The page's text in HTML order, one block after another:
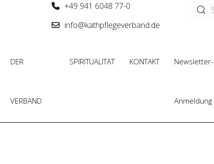
+49 941 6048 77-0
info@kathpflegeverband.de
DER
VERBAND
SPIRITUALITÄT KONTAKT Newsletter-
Anmeldung